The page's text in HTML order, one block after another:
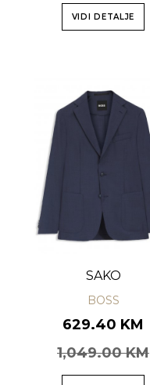
VIDI DETALJE
SAKO
BOSS
629.40 KM
1,049.00 KM